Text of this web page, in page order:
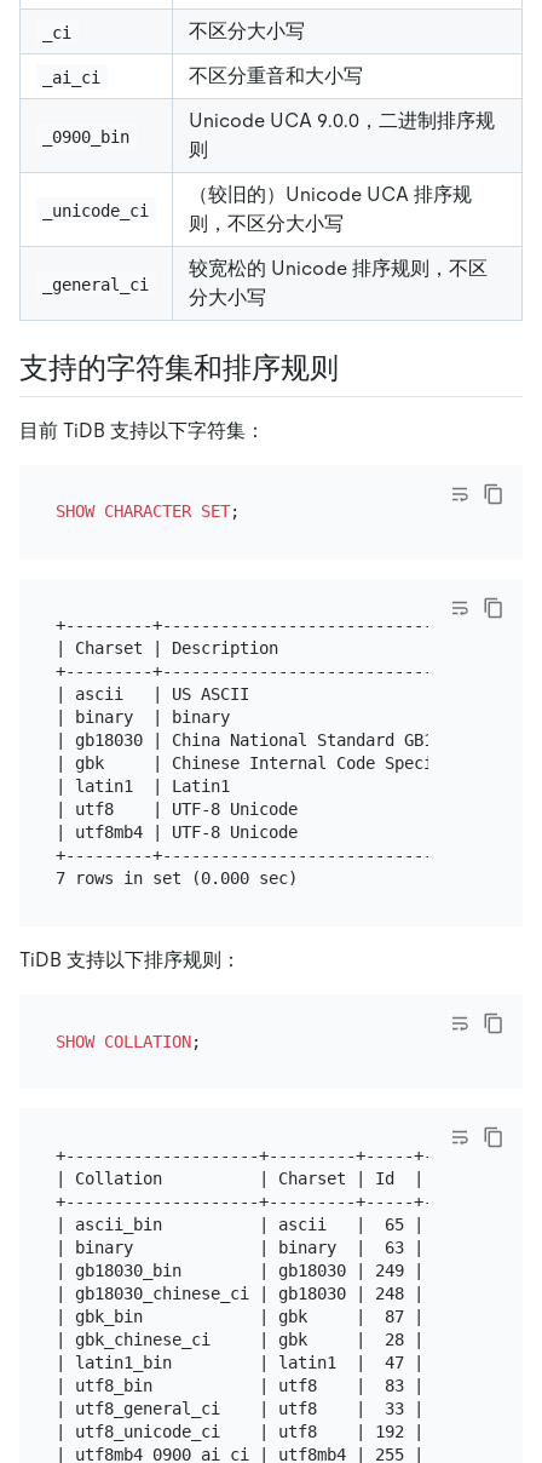
_ci 不区分大小写
_ai_ci 不区分重音和大小写
_0900_bin
Unicode UCA 9.0.0，二进制排序规
则
_unicode_ci
（较旧的）Unicode UCA 排序规
则，不区分大小写
_general_ci
较宽松的 Unicode 排序规则，不区
分大小写
支持的字符集和排序规则
目前 TiDB 支持以下字符集：
SHOW CHARACTER SET
+---------+-------------------------------------
| Charset | Description                         |
+---------+-------------------------------------
| ascii   | US ASCII
| binary  | binary
| gb18030 | China National Standard GB18030
| gbk     | Chinese Internal Code
| latin1  | Latin1                              |
| utf8    | UTF-8 Unicode
| utf8mb4 | UTF-8 Unicode
+---------+-------------------------------------
TiDB 支持以下排序规则：
SHOW COLLATION
+--------------------+---------+-----+---------
| Collation          | Charset | Id  | Default |
+--------------------+---------+-----+---------
| ascii_bin          | ascii   |  65 | Yes     |
| binary             | binary  |  63 | Yes     |
| gb18030_bin        | gb18030 | 249 |         |
| gb18030_chinese_ci | gb18030 | 248 | Yes
| gbk_bin            | gbk     |  87 |         |
| gbk_chinese_ci     | gbk     |  28 | Yes     |
| latin1_bin         | latin1  |  47 | Yes     |
| utf8_bin           | utf8    |  83 | Yes     |
| utf8_general_ci    | utf8    |  33 |         |
| utf8_unicode_ci    | utf8    | 192 |         |
| utf8mb4_0900_ai_ci | utf8mb4 | 255 |